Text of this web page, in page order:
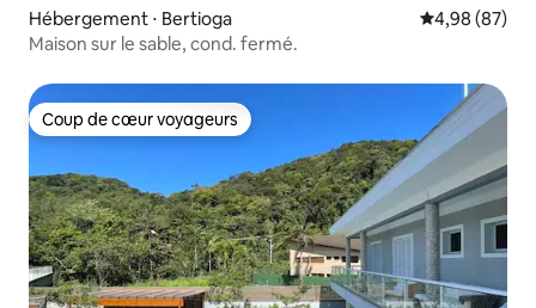
Hébergement ⋅ Bertioga Évaluation
4,98 (87)
Maison sur le sable, cond. fermé.
Coup de cœur voyageurs
Coup de cœur voyageurs